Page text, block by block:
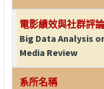
電影績效與社群評
Big Data Analysis
Media Review
系所名稱